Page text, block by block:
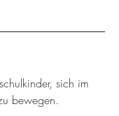
sich im
bewegen.